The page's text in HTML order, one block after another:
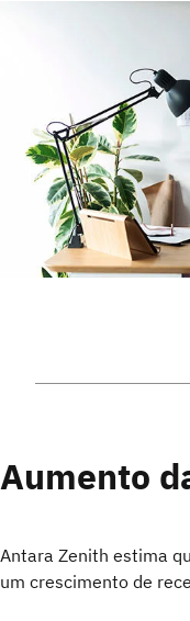
Aumento
Antara Zenith estima
um crescimento de